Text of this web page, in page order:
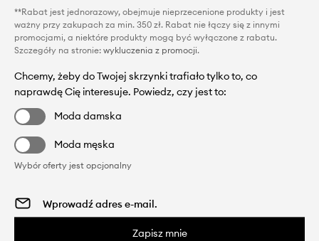
**Rabat jest jednorazowy, obejmuje nieprzecenione produkty i jest
ważny przy zakupach za min. 350 zł. Rabat nie łączy się z innymi
promocjami, a niektóre produkty mogą być wyłączone z rabatu.
Szczegóły na stronie: wykluczenia z promocji.
Chcemy, żeby do Twojej skrzynki trafiało tylko to, co
naprawdę Cię interesuje. Powiedz, czy jest to:
Moda damska
Moda męska
Wybór oferty jest opcjonalny
Zapisz mnie